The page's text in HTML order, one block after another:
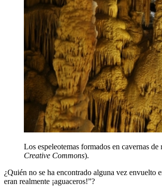
Los espeleotemas formados en cavernas
Creative Commons).
¿Quién no se ha encontrado alguna vez envuelto
eran realmente ¡aguaceros!”?